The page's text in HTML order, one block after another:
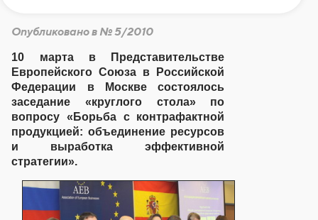
Опубликовано в № 5/2010
10 марта в Представительстве
Европейского Союза в Российской
Федерации в Москве состоялось
заседание «круглого стола» по
вопросу «Борьба с контрафактной
продукцией: объединение ресурсов
и выработка эффективной
стратегии».